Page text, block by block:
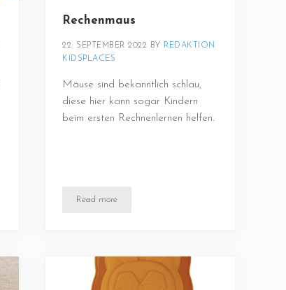
Rechenmaus
22. SEPTEMBER 2022 BY REDAKTION
KIDSPLACES
Mäuse sind bekanntlich schlau,
diese hier kann sogar Kindern
beim ersten Rechnenlernen helfen.
Read moreRechenmaus